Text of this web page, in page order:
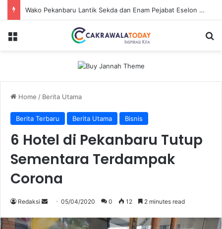
Wako Pekanbaru Lantik Sekda dan Enam Pejabat Eselon Lainnya
Menu
Home / Berita Utama
Berita Terbaru Berita Utama Bisnis
6 Hotel di Pekanbaru Tutup
Sementara Terdampak
Corona
Redaksi
Send
email
05/04/2020 0 12 2 minutes read